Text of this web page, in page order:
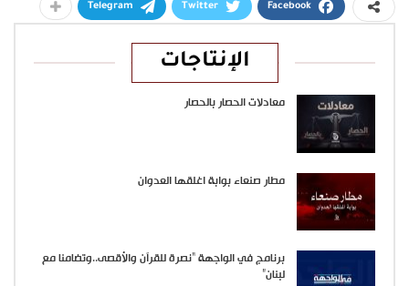
Facebook
Twitter
Telegram
الإنتاجات
معادلات الحصار بالحصار
مطار صنعاء بوابة اغلقها العدوان
برنامج في الواجهة “نصرة للقرآن والأقصى..وتضامنا مع
لبنان”